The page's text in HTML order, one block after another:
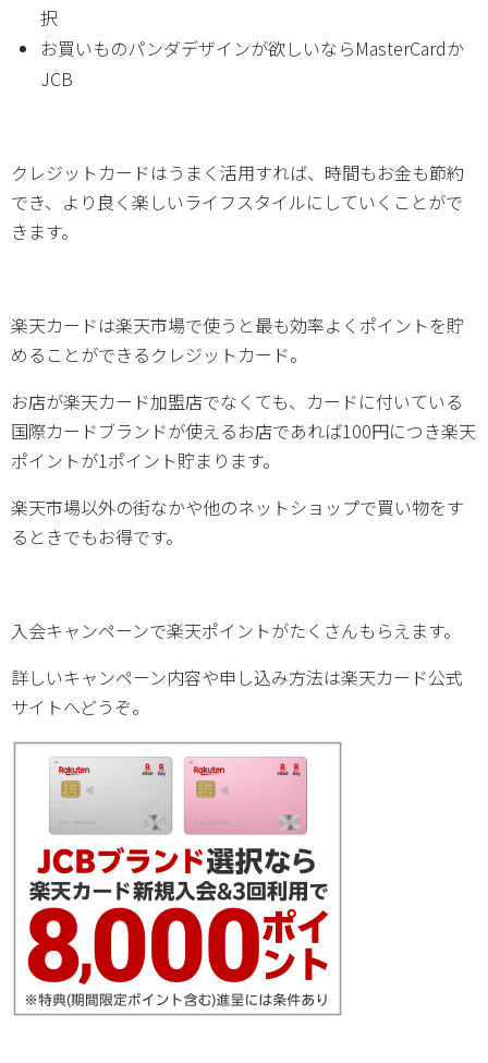
択
お買いものパンダデザインが欲しいならMasterCardか
JCB
クレジットカードはうまく活用すれば、時間もお金も節約
でき、より良く楽しいライフスタイルにしていくことがで
きます。
楽天カードは楽天市場で使うと最も効率よくポイントを貯
めることができるクレジットカード。
お店が楽天カード加盟店でなくても、カードに付いている
国際カードブランドが使えるお店であれば100円につき楽天
ポイントが1ポイント貯まります。
楽天市場以外の街なかや他のネットショップで買い物をす
るときでもお得です。
入会キャンペーンで楽天ポイントがたくさんもらえます。
詳しいキャンペーン内容や申し込み方法は楽天カード公式
サイトへどうぞ。